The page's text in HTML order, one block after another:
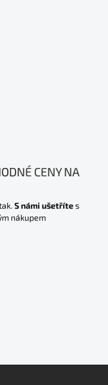
CENY NA
S námi ušetřítes
nákupem